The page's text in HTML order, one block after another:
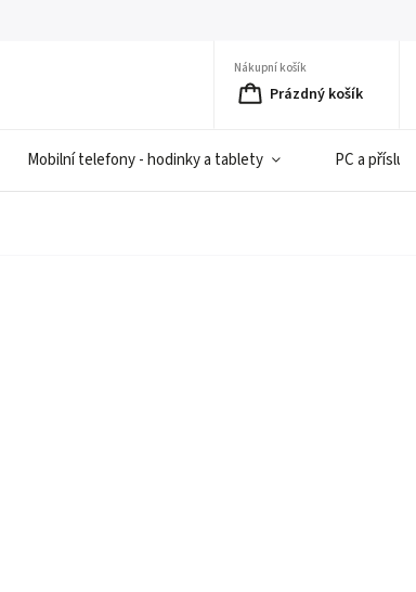
Nákupní košík
Prázdný košík
Mobilní telefony - hodinky a tablety PC a